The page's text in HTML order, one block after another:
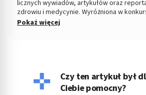
licznych wywiadów, artykułów oraz
zdrowiu i medycynie. Wyróżniona w
Medyczny Roku 2015 przez
Pokaż więcej
Czy ten artykuł był
Ciebie pomocny?